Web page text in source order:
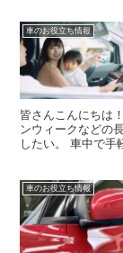
車のお役立ち情報
皆さんこんにちは
ンウィークなどの
したい。 車中で手
車のお役立ち情報